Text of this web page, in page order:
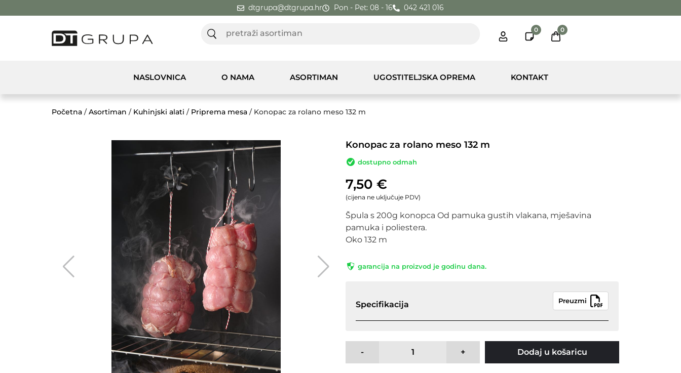
dtgrupa@dtgrupa.hr Pon - Pet: 08 - 16 042 421 016
0 0
NASLOVNICA O NAMA ASORTIMAN UGOSTITELJSKA OPREMA KONTAKT
Početna /Asortiman / Kuhinjski alati / Priprema mesa / Konopac za rolano meso 132 m
Konopac za rolano meso 132 m
dostupno odmah
7,50 €
(cijena ne uključuje PDV)
Špula s 200g konopca Od pamuka gustih vlakana, mješavina
pamuka i poliestera.
Oko 132 m
garancija na proizvod je godinu dana.
Specifikacija Preuzmi
- + Dodaj u košaricu